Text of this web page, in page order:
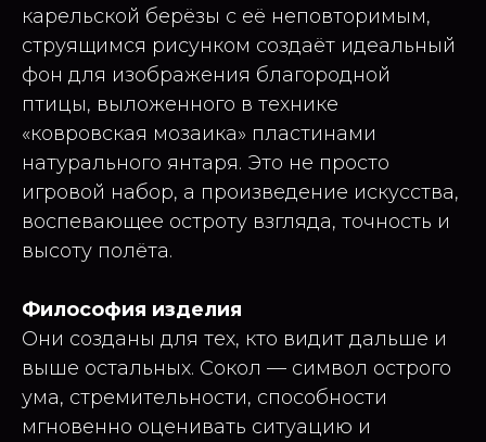
карельской берёзы с её неповторимым,
струящимся рисунком создаёт идеальный
фон для изображения благородной
птицы, выложенного в технике
«ковровская мозаика» пластинами
натурального янтаря. Это не просто
игровой набор, а произведение искусства,
воспевающее остроту взгляда, точность и
высоту полёта.
Философия изделия
Они созданы для тех, кто видит дальше и
выше остальных. Сокол — символ острого
ума, стремительности, способности
мгновенно оценивать ситуацию и